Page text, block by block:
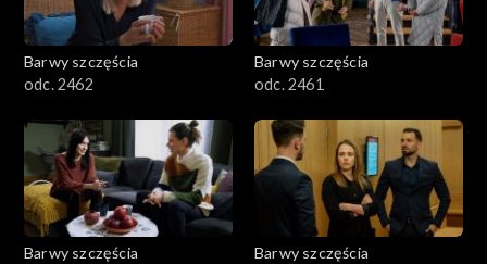
Barwy szczęścia
odc. 2462
Barwy szczęścia
odc. 2461
Barwy szczęścia
Barwy szczęścia